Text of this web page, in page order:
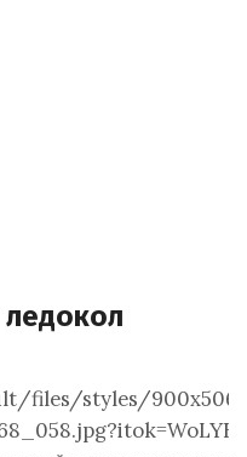
ледокол
files/styles/